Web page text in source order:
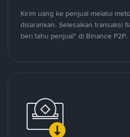
Kirim uang ke penjual melalui
disarankan. Selesaikan transaksi
beri tahu penjual" di Binance P2P.